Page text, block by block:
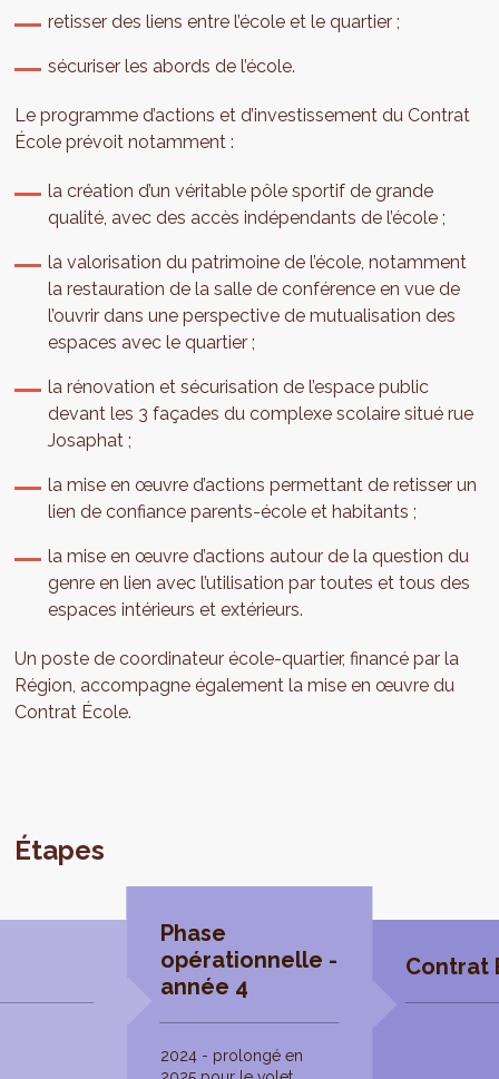
retisser des liens entre l’école et le quartier ;
sécuriser les abords de l’école.
Le programme d’actions et d’investissement du Contrat
École prévoit notamment :
la création d’un véritable pôle sportif de grande
qualité, avec des accès indépendants de l’école ;
la valorisation du patrimoine de l’école, notamment
la restauration de la salle de conférence en vue de
l’ouvrir dans une perspective de mutualisation des
espaces avec le quartier ;
la rénovation et sécurisation de l’espace public
devant les 3 façades du complexe scolaire situé rue
Josaphat ;
la mise en œuvre d’actions permettant de retisser un
lien de confiance parents-école et habitants ;
la mise en œuvre d’actions autour de la question du
genre en lien avec l’utilisation par toutes et tous des
espaces intérieurs et extérieurs.
Un poste de coordinateur école-quartier, financé par la
Région, accompagne également la mise en œuvre du
Contrat École.
Étapes
Phase
opérationnelle -
année 4
2024 - prolongé en
Contrat